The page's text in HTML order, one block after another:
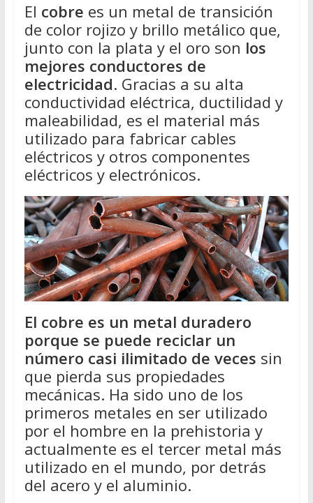
El cobre es un metal de transición
de color rojizo y brillo metálico que,
junto con la plata y el oro son los
mejores conductores de
electricidad. Gracias a su alta
conductividad eléctrica, ductilidad y
maleabilidad, es el material más
utilizado para fabricar cables
eléctricos y otros componentes
eléctricos y electrónicos.
El cobre es un metal duradero
porque se puede reciclar un
número casi ilimitado de veces sin
que pierda sus propiedades
mecánicas. Ha sido uno de los
primeros metales en ser utilizado
por el hombre en la prehistoria y
actualmente es el tercer metal más
utilizado en el mundo, por detrás
del acero y el aluminio.